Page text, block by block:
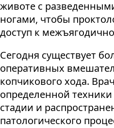
животе с
ногами, чтобы
доступ к
Сегодня существует
оперативных
копчикового хода.
определенной
стадии и
патологического